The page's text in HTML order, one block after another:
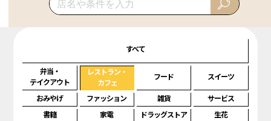
すべて
弁当・
テイクアウト
レストラン・
カフェ
フード スイーツ
おみやげ ファッション 雑貨
サービス
書籍
家電 ドラッグストア 生花